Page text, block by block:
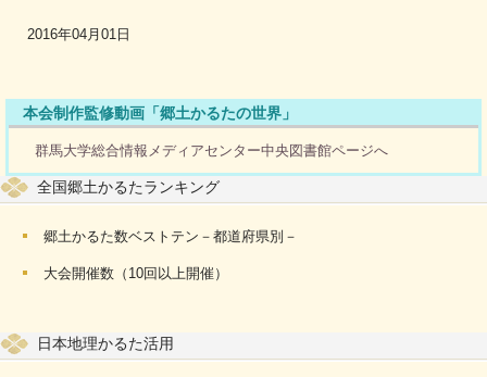
2016年04月01日
本会制作監修動画「郷土かるたの世界」
群馬大学総合情報メディアセンター中央図書館ページへ
全国郷土かるたランキング
郷土かるた数ベストテン－都道府県別－
大会開催数（10回以上開催）
日本地理かるた活用